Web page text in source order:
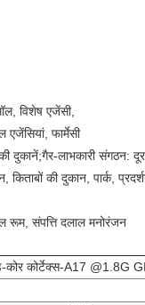
विशेष एजेंसी,
फार्मेसी
की दुकानें;गैर-लाभकारी
की दुकान, पार्क,
रूम, संपत्ति दलाल मनोरंजन
कोर कोर्टेक्स-A17 @1.8G